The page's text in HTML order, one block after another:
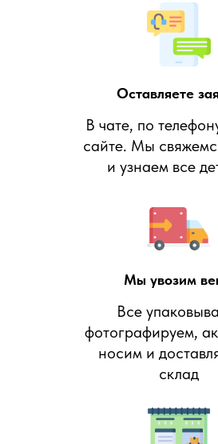
Оставляете
В чате, по
сайте. Мы
и узнаем все
Мы увозим
Все
фотографируем,
носим и
склад